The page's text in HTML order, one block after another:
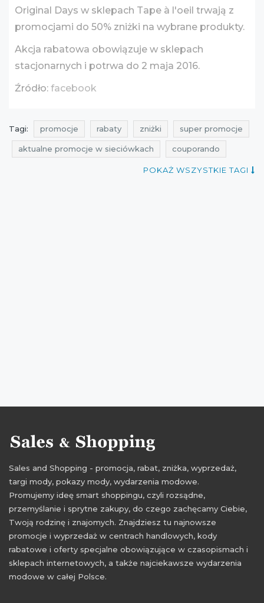
Original Days w sklepach Tape à l'oeil trwają z
promocjami do 50% zniżki na wybrane produkty.
Akcja rabatowa obowiązuje w sklepach
stacjonarnych i potrwa do 2 maja 2016.
Źródło: facebook
Tagi: promocje rabaty zniżki super promocje
aktualne promocje w sieciówkach couporando
rabaty kwiecień
POKAŻ WSZYSTKIE TAGI
Sales and Shopping - promocja, rabat, zniżka, wyprzedaż,
targi mody, pokazy mody, wydarzenia modowe.
Promujemy ideę smart shoppingu, czyli rozsądne,
przemyślanie i sprytne zakupy, do czego zachęcamy Ciebie,
Twoją rodzinę i znajomych. Znajdziesz tu najnowsze
promocje i wyprzedaż w centrach handlowych, kody
rabatowe i oferty specjalne obowiązujące w czasopismach i
sklepach internetowych, a także najciekawsze wydarzenia
modowe w całej Polsce.